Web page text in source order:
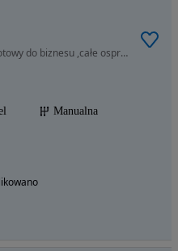
1968 cm3 • 140 KM • FOODTRUCK gotowy do biznesu ,całe osprzętowanie
Manualna